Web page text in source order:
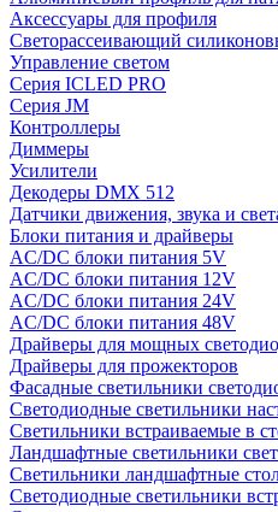
Аксессуары для профиля
Светорассеивающий
Управление светом
Серия ICLED PRO
Серия JM
Контроллеры
Диммеры
Усилители
Декодеры DMX 512
Датчики движения, звука и
Блоки питания и драйверы
AC/DC блоки питания 5V
AC/DC блоки питания 12V
AC/DC блоки питания 24V
AC/DC блоки питания 48V
Драйверы для мощных
Драйверы для прожекторов
Фасадные светильники
Светодиодные светильники
Светильники встраиваемые в
Ландшафтные светильники
Светильники ландшафтные
Светодиодные светильники